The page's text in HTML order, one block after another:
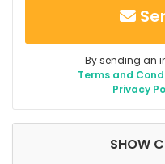
By sending an
Terms and
Privacy
SHOW